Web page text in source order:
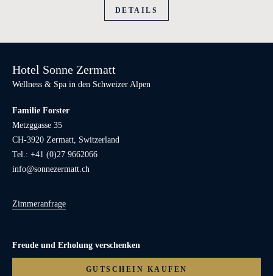
Inhaber
mehr
von
Zermatt
DETAILS
Hotel Sonne Zermatt
Wellness & Spa in den Schweizer Alpen
Familie Forster
Metzggasse 35
CH-3920 Zermatt, Switzerland
Tel.: +41 (0)27 9662066
info@sonnezermatt.ch
Zimmeranfrage
Freude und Erholung verschenken
GUTSCHEIN KAUFEN